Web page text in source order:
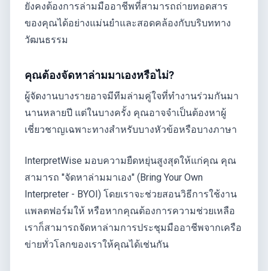
ยังคงต้องการล่ามมืออาชีพที่สามารถถ่ายทอดสาร
ของคุณได้อย่างแม่นยำและสอดคล้องกับบริบททาง
วัฒนธรรม
คุณต้องจัดหาล่ามมาเองหรือไม่?
ผู้จัดงานบางรายอาจมีทีมล่ามคู่ใจที่ทำงานร่วมกันมา
นานหลายปี แต่ในบางครั้ง คุณอาจจำเป็นต้องหาผู้
เชี่ยวชาญเฉพาะทางสำหรับบางหัวข้อหรือบางภาษา
InterpretWise มอบความยืดหยุ่นสูงสุดให้แก่คุณ คุณ
สามารถ "จัดหาล่ามมาเอง" (Bring Your Own
Interpreter - BYOI) โดยเราจะช่วยสอนวิธีการใช้งาน
แพลตฟอร์มให้ หรือหากคุณต้องการความช่วยเหลือ
เราก็สามารถจัดหาล่ามการประชุมมืออาชีพจากเครือ
ข่ายทั่วโลกของเราให้คุณได้เช่นกัน